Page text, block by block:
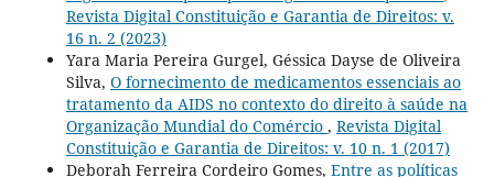
Revista Digital Constituição e Garantia de Direitos: v.
16 n. 2 (2023)
Yara Maria Pereira Gurgel, Géssica Dayse de Oliveira
Silva, O fornecimento de medicamentos essenciais ao
tratamento da AIDS no contexto do direito à saúde na
Organização Mundial do Comércio , Revista Digital
Constituição e Garantia de Direitos: v. 10 n. 1 (2017)
Deborah Ferreira Cordeiro Gomes, Entre as políticas